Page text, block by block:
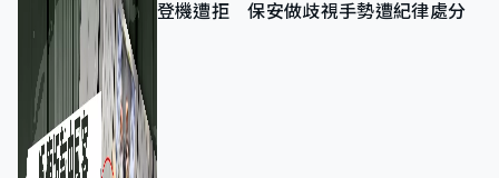
登機遭拒 保安做歧視手勢遭紀律處分